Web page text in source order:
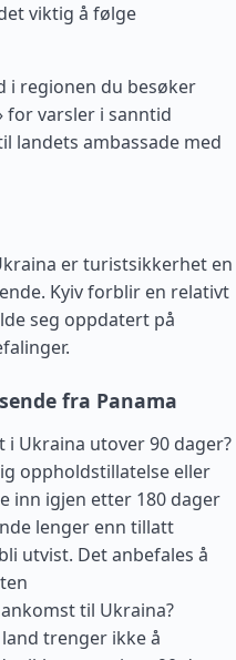
viktig å følge
i regionen du besøker
for varsler i sanntid
landets ambassade med
er turistsikkerhet en
Kyiv forblir en relativt
seg oppdatert på
fra Panama
Ukraina utover 90 dager?
oppholdstillatelse eller
inn igjen etter 180 dager
lenger enn tillatt
utvist. Det anbefales å
til Ukraina?
trenger ikke å